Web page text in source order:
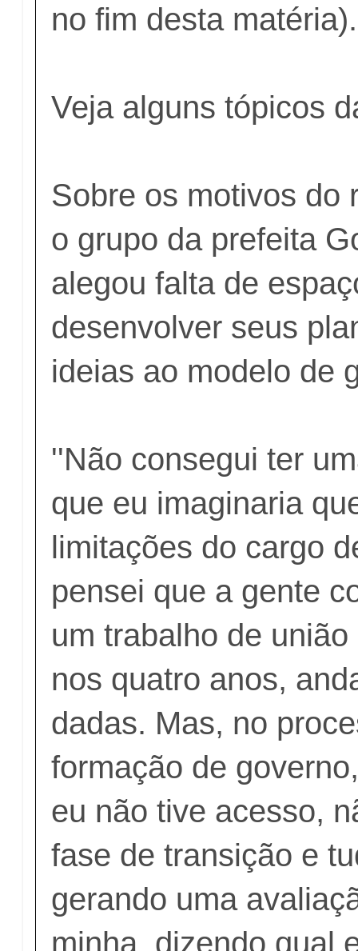
no fim desta matéria).
Veja alguns tópicos
Sobre os motivos do
o grupo da prefeita
alegou falta de
desenvolver seus
ideias ao modelo de
''Não consegui ter
que eu imaginaria
limitações do cargo
pensei que a gente
um trabalho de
nos quatro anos,
dadas. Mas, no
formação de
eu não tive acesso,
fase de transição e
gerando uma
minha, dizendo qual